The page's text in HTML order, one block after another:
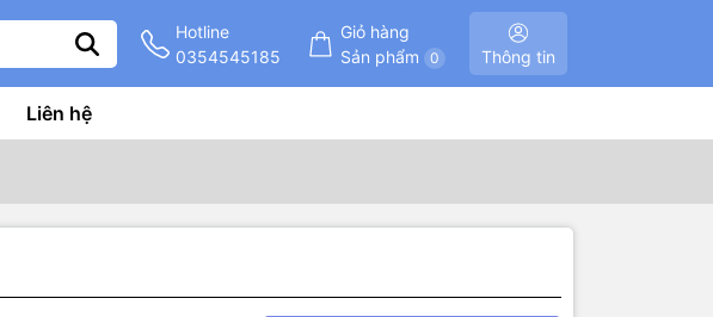
Hotline
0354545185
Giỏ hàng
Sản phẩm
0 Thông tin
Liên hệ